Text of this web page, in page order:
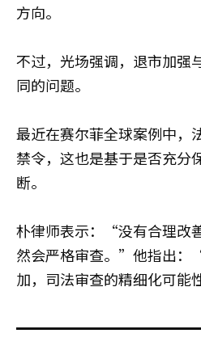
方向。
不过，光场强调，退市加强
同的问题。
最近在赛尔菲全球案例中，
禁令，这也是基于是否充分
断。
朴律师表示：“没有合理改
然会严格审查。”他指出：
加，司法审查的精细化可能